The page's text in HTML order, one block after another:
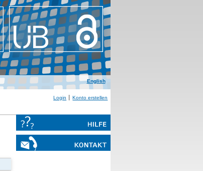
English
Login Konto erstellen